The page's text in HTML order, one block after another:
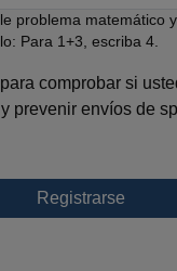
problema matemático
Para 1+3, escriba 4.
comprobar si
prevenir envíos de